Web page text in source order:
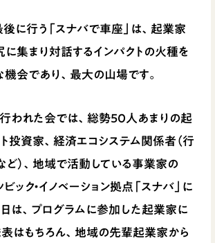
に行う「スナバで車座」は、起業家
集まり対話するインパクトの火種を
会であり、最大の山場です。
われた会では、総勢50人あまりの起
投資家、経済エコシステム関係者（行
）、地域で活動している事業家の
ック・イノベーション拠点「スナバ」に
は、プログラムに参加した起業家に
はもちろん、地域の先輩起業家から